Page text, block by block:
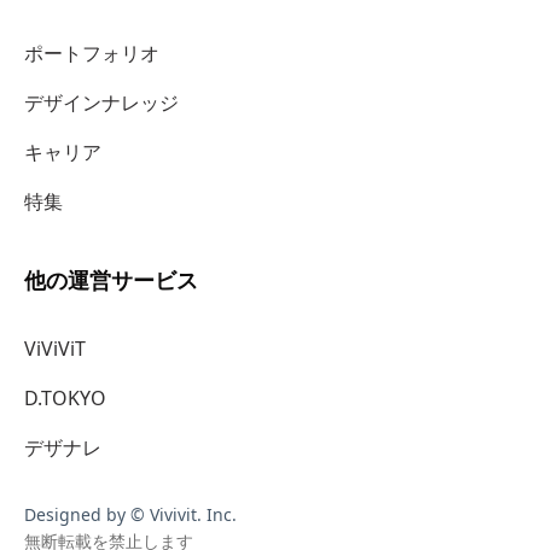
ポートフォリオ
デザインナレッジ
キャリア
特集
他の運営サービス
ViViViT
D.TOKYO
デザナレ
Designed by © Vivivit. Inc.
無断転載を禁止します